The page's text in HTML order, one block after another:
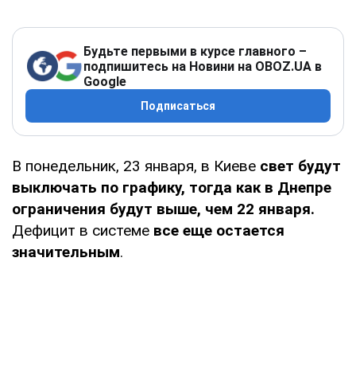
Будьте первыми в курсе главного –
подпишитесь на Новини на OBOZ.UA в
Google
Подписаться
В понедельник, 23 января, в Киеве свет будут
выключать по графику, тогда как в Днепре
ограничения будут выше, чем 22 января.
Дефицит в системе все еще остается
значительным.